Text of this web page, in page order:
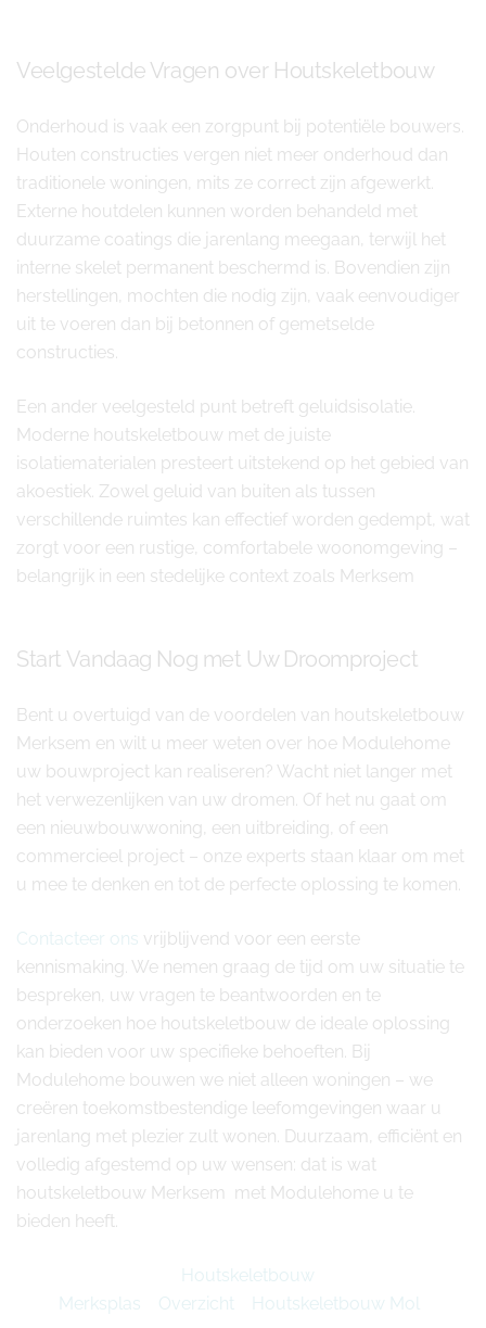
Veelgestelde Vragen over Houtskeletbouw
Onderhoud is vaak een zorgpunt bij potentiële bouwers.
Houten constructies vergen niet meer onderhoud dan
traditionele woningen, mits ze correct zijn afgewerkt.
Externe houtdelen kunnen worden behandeld met
duurzame coatings die jarenlang meegaan, terwijl het
interne skelet permanent beschermd is. Bovendien zijn
herstellingen, mochten die nodig zijn, vaak eenvoudiger
uit te voeren dan bij betonnen of gemetselde
constructies.
Een ander veelgesteld punt betreft geluidsisolatie.
Moderne houtskeletbouw met de juiste
isolatiematerialen presteert uitstekend op het gebied van
akoestiek. Zowel geluid van buiten als tussen
verschillende ruimtes kan effectief worden gedempt, wat
zorgt voor een rustige, comfortabele woonomgeving –
belangrijk in een stedelijke context zoals Merksem
Start Vandaag Nog met Uw Droomproject
Bent u overtuigd van de voordelen van houtskeletbouw
Merksem en wilt u meer weten over hoe Modulehome
uw bouwproject kan realiseren? Wacht niet langer met
het verwezenlijken van uw dromen. Of het nu gaat om
een nieuwbouwwoning, een uitbreiding, of een
commercieel project – onze experts staan klaar om met
u mee te denken en tot de perfecte oplossing te komen.
Contacteer ons vrijblijvend voor een eerste
kennismaking. We nemen graag de tijd om uw situatie te
bespreken, uw vragen te beantwoorden en te
onderzoeken hoe houtskeletbouw de ideale oplossing
kan bieden voor uw specifieke behoeften. Bij
Modulehome bouwen we niet alleen woningen – we
creëren toekomstbestendige leefomgevingen waar u
jarenlang met plezier zult wonen. Duurzaam, efficiënt en
volledig afgestemd op uw wensen: dat is wat
houtskeletbouw Merksem met Modulehome u te
bieden heeft.
Houtskeletbouw
Merksplas
Overzicht Houtskeletbouw Mol